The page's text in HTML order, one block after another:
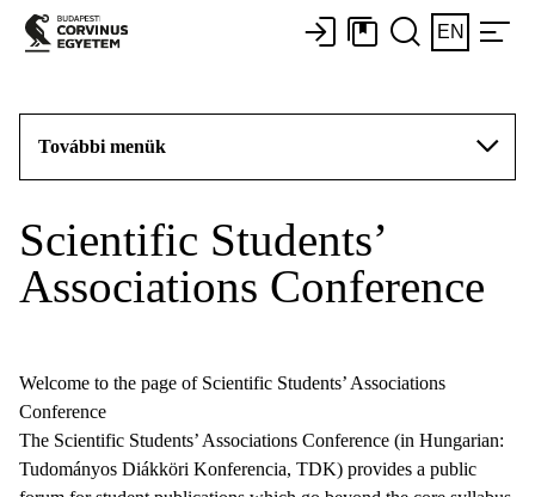
EN
További menük
Scientific Students’
Associations Conference
Welcome to the page of Scientific Students’ Associations
Conference
The Scientific Students’ Associations Conference (in Hungarian:
Tudományos Diákköri Konferencia, TDK) provides a public